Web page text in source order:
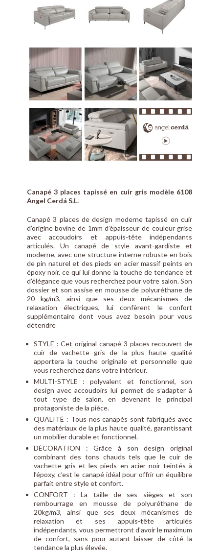
Canapé 3 places tapissé en cuir gris modèle 6108
Angel Cerdá S.L.
Canapé 3 places de design moderne tapissé en cuir
d’origine bovine de 1mm d’épaisseur de couleur grise
avec accoudoirs et appuis-tête indépendants
articulés. Un canapé de style avant-gardiste et
moderne, avec une structure interne robuste en bois
de pin naturel et des pieds en acier massif peints en
époxy noir, ce qui lui donne la touche de tendance et
d’élégance que vous recherchez pour votre salon. Son
dossier et son assise en mousse de polyuréthane de
20 kg/m3, ainsi que ses deux mécanismes de
relaxation électriques, lui confèrent le confort
supplémentaire dont vous avez besoin pour vous
détendre
STYLE : Cet original canapé 3 places recouvert de
cuir de vachette gris de la plus haute qualité
apportera la touche originale et personnelle que
vous recherchez dans votre intérieur.
MULTI-STYLE : polyvalent et fonctionnel, son
design avec accoudoirs lui permet de s’adapter à
tout type de salon, en devenant le principal
protagoniste de la pièce.
QUALITÉ : Tous nos canapés sont fabriqués avec
des matériaux de la plus haute qualité, garantissant
un mobilier durable et fonctionnel.
DÉCORATION : Grâce à son design original
combinant des tons chauds tels que le cuir de
vachette gris et les pieds en acier noir teintés à
l’époxy, c’est le canapé idéal pour offrir un équilibre
parfait entre style et confort.
CONFORT : La taille de ses sièges et son
rembourrage en mousse de polyuréthane de
20kg/m3, ainsi que ses deux mécanismes de
relaxation et ses appuis-tête articulés
indépendants, vous permettront d’avoir le maximum
de confort, sans pour autant laisser de côté la
tendance la plus élevée.